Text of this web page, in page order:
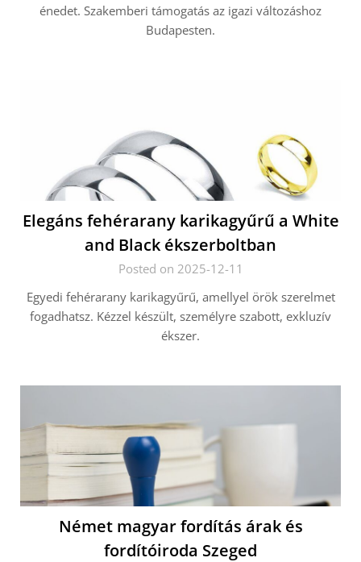
énedet. Szakemberi támogatás az igazi változáshoz
Budapesten.
Elegáns fehérarany karikagyűrű a White
and Black ékszerboltban
Posted on 2025-12-11
Egyedi fehérarany karikagyűrű, amellyel örök szerelmet
fogadhatsz. Kézzel készült, személyre szabott, exkluzív
ékszer.
Német magyar fordítás árak és
fordítóiroda Szeged